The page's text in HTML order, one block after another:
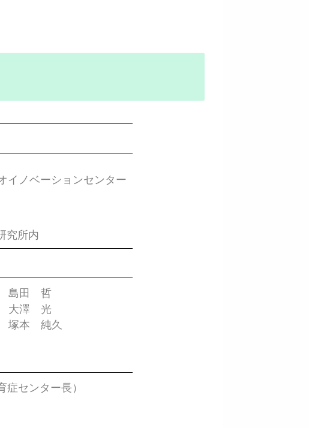
イノベーションセンター
究所内
田 哲
大澤 光
塚本 純久
センター長）